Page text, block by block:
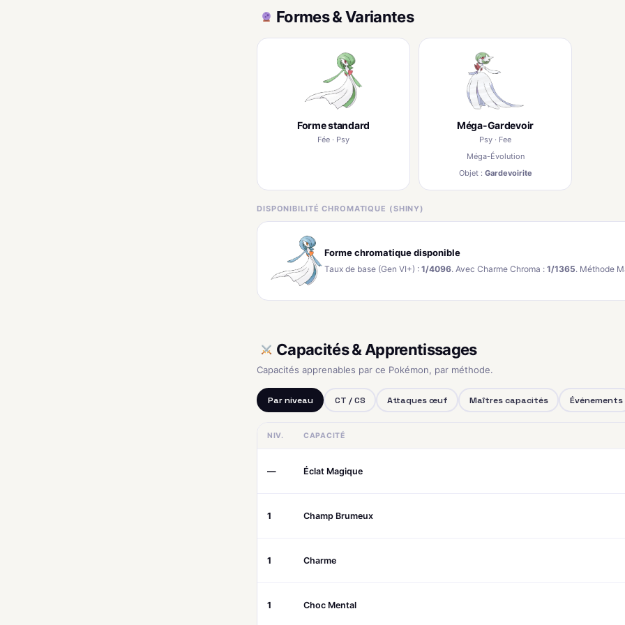
Formes & Variantes
Forme standard
Fée · Psy
Méga-Gardevoir
Psy · Fee
Méga-Évolution
Objet : Gardevoirite
DISPONIBILITÉ CHROMATIQUE (SHINY)
Forme chromatique disponible
Taux de base (Gen VI+) : 1/4096. Avec Charme Chroma : 1/1365. Méthode
Capacités & Apprentissages
Capacités apprenables par ce Pokémon, par méthode.
Par niveau CT / CS Attaques œuf Maîtres capacités Événements
NIV. CAPACITÉ
— Éclat Magique
1 Champ Brumeux
1 Charme
1 Choc Mental